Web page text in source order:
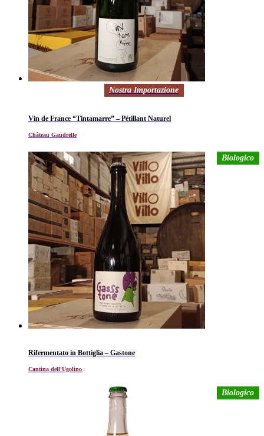
Nostra Importazione
Vin de France “Tintamarre” – Pétillant Naturel
Château Gaudrelle
Biologico
Rifermentato in Bottiglia – Gastone
Cantina dell'Ugolino
Biologico